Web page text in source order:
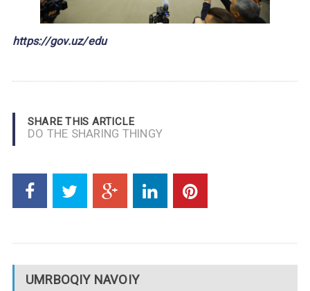
https://gov.uz/edu
SHARE THIS ARTICLE
DO THE SHARING THINGY
UMRBOQIY NAVOIY